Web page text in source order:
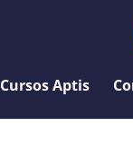
Cursos Aptis